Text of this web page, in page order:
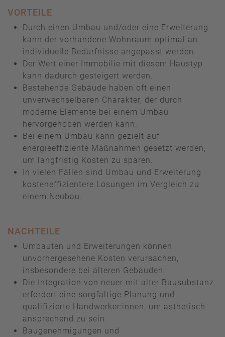
VORTEILE
Durch einen Umbau und/oder eine Erweiterung
kann der vorhandene Wohnraum optimal an
individuelle Bedürfnisse angepasst werden.
Der Wert einer Immobilie mit diesem Haustyp
kann dadurch gesteigert werden.
Bestehende Gebäude haben oft einen
unverwechselbaren Charakter, der durch
moderne Elemente bei einem Umbau
hervorgehoben werden kann.
Bei einem Umbau kann gezielt auf
energieeffiziente Maßnahmen gesetzt werden,
um langfristig Kosten zu sparen.
In vielen Fällen sind Umbau und Erweiterung
kosteneffizientere Lösungen im Vergleich zu
einem Neubau.
NACHTEILE
Umbauten und Erweiterungen können
unvorhergesehene Kosten verursachen,
insbesondere bei älteren Gebäuden.
Die Integration von neuer mit alter Bausubstanz
erfordert eine sorgfältige Planung und
qualifizierte Handwerker:innen, um ästhetisch
ansprechend zu sein.
Baugenehmigungen und